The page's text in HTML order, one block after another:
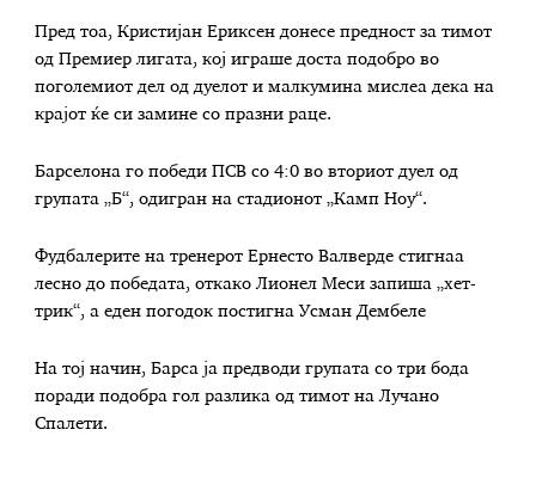
Пред тоа, Кристијан Ериксен донесе предност за тимот
од Премиер лигата, кој играше доста подобро во
поголемиот дел од дуелот и малкумина мислеа дека на
крајот ќе си замине со празни раце.
Барселона го победи ПСВ со 4:0 во вториот дуел од
групата „Б“, одигран на стадионот „Камп Ноу“.
Фудбалерите на тренерот Ернесто Валверде стигнаа
лесно до победата, откако Лионел Меси запиша „хет-
трик“, а еден погодок постигна Усман Дембеле
На тој начин, Барса ја предводи групата со три бода
поради подобра гол разлика од тимот на Лучано
Спалети.